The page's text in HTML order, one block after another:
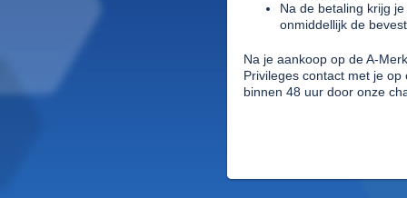
Na de betaling krijg
onmiddellijk de
Na je aankoop op de A-
Privileges contact met je
binnen 48 uur door onze